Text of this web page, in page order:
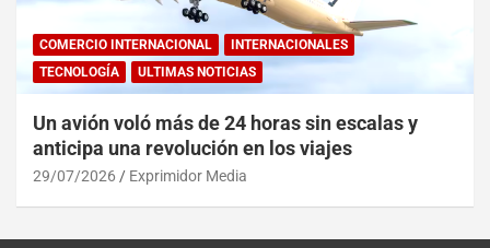
COMERCIO INTERNACIONAL
INTERNACIONALES
TECNOLOGÍA
ULTIMAS NOTICIAS
Un avión voló más de 24 horas sin escalas y
anticipa una revolución en los viajes
29/07/2026 Exprimidor Media